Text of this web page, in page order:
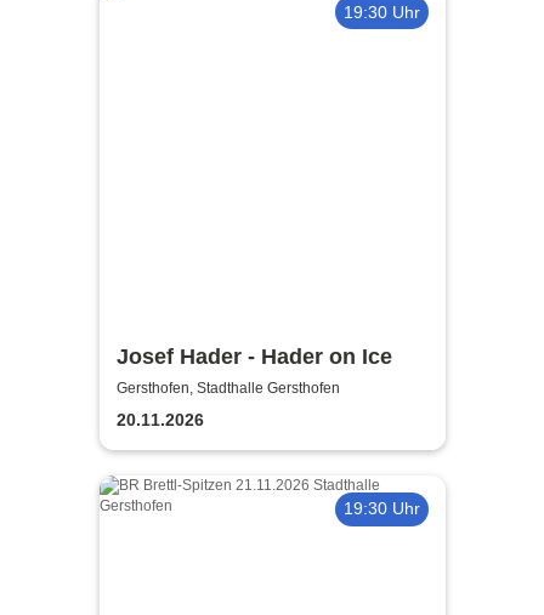
19:30 Uhr
Josef Hader - Hader on Ice
Gersthofen, Stadthalle Gersthofen
20.11.2026
19:30 Uhr